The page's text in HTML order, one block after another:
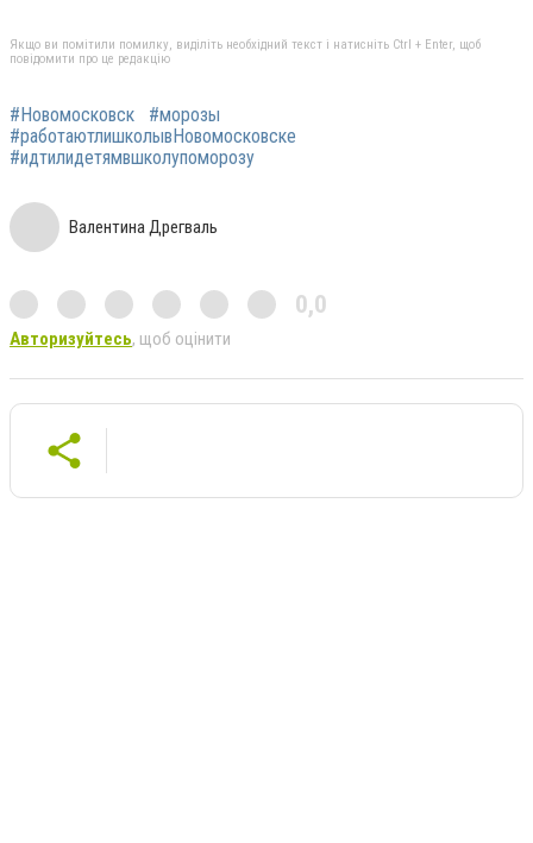
Якщо ви помітили помилку, виділіть необхідний текст і натисніть Ctrl + Enter, щоб
повідомити про це редакцію
#Новомосковск
#морозы
#работаютлишколывНовомосковске
#идтилидетямвшколупоморозу
Валентина Дрегваль
0,0
Авторизуйтесь, щоб оцінити